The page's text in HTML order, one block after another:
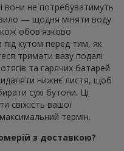
вони не потребуватимуть
— щодня міняти воду
обов'язково
під кутом перед тим, як
тримати вазу подалі
та гарячих батарей
нижнє листя, щоб
сухі бутони. Ці
свіжість вашої
термін.
з доставкою?